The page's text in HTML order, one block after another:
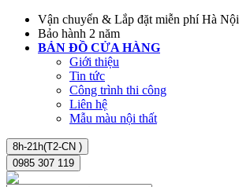
Vận chuyển & Lắp đặt miễn phí Hà Nội
Bảo hành 2 năm
BẢN ĐỒ CỬA HÀNG
Giới thiệu
Tin tức
Công trình thi công
Liên hệ
Mẫu màu nội thất
8h-21h(T2-CN )
0985 307 119